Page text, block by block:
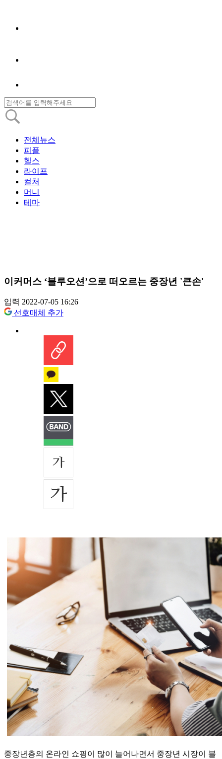
전체뉴스
피플
헬스
라이프
컬처
머니
테마
이커머스 ‘블루오션’으로 떠오르는 중장년 '큰손'
입력 2022-07-05 16:26
선호매체 추가
중장년층의 온라인 쇼핑이 많이 늘어나면서 중장년 시장이 블